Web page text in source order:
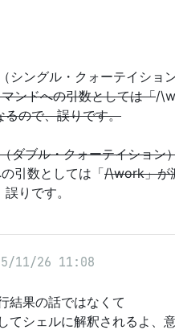
シングル・クォーテイショ
ンドへの引数としては「/
るので、誤りです。
ダブル・クォーテイション
引数としては「/\work」が
りです。
11/26 11:08
結果の話ではなくて
てシェルに解釈されるよ、